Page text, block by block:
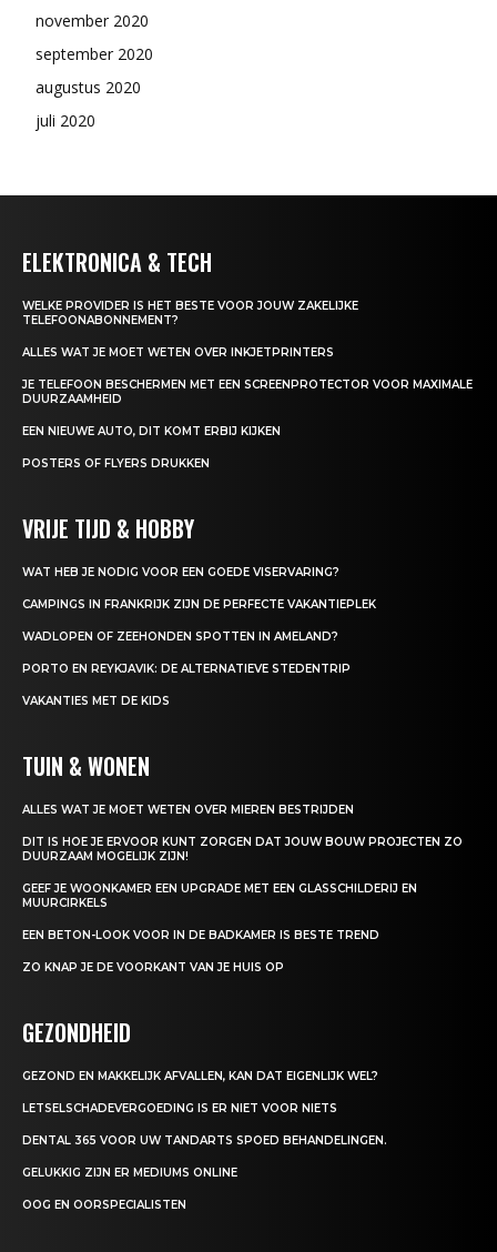
november 2020
september 2020
augustus 2020
juli 2020
ELEKTRONICA & TECH
WELKE PROVIDER IS HET BESTE VOOR JOUW ZAKELIJKE
TELEFOONABONNEMENT?
ALLES WAT JE MOET WETEN OVER INKJETPRINTERS
JE TELEFOON BESCHERMEN MET EEN SCREENPROTECTOR VOOR MAXIMALE
DUURZAAMHEID
EEN NIEUWE AUTO, DIT KOMT ERBIJ KIJKEN
POSTERS OF FLYERS DRUKKEN
VRIJE TIJD & HOBBY
WAT HEB JE NODIG VOOR EEN GOEDE VISERVARING?
CAMPINGS IN FRANKRIJK ZIJN DE PERFECTE VAKANTIEPLEK
WADLOPEN OF ZEEHONDEN SPOTTEN IN AMELAND?
PORTO EN REYKJAVIK: DE ALTERNATIEVE STEDENTRIP
VAKANTIES MET DE KIDS
TUIN & WONEN
ALLES WAT JE MOET WETEN OVER MIEREN BESTRIJDEN
DIT IS HOE JE ERVOOR KUNT ZORGEN DAT JOUW BOUW PROJECTEN ZO
DUURZAAM MOGELIJK ZIJN!
GEEF JE WOONKAMER EEN UPGRADE MET EEN GLASSCHILDERIJ EN
MUURCIRKELS
EEN BETON-LOOK VOOR IN DE BADKAMER IS BESTE TREND
ZO KNAP JE DE VOORKANT VAN JE HUIS OP
GEZONDHEID
GEZOND EN MAKKELIJK AFVALLEN, KAN DAT EIGENLIJK WEL?
LETSELSCHADEVERGOEDING IS ER NIET VOOR NIETS
DENTAL 365 VOOR UW TANDARTS SPOED BEHANDELINGEN.
GELUKKIG ZIJN ER MEDIUMS ONLINE
OOG EN OORSPECIALISTEN